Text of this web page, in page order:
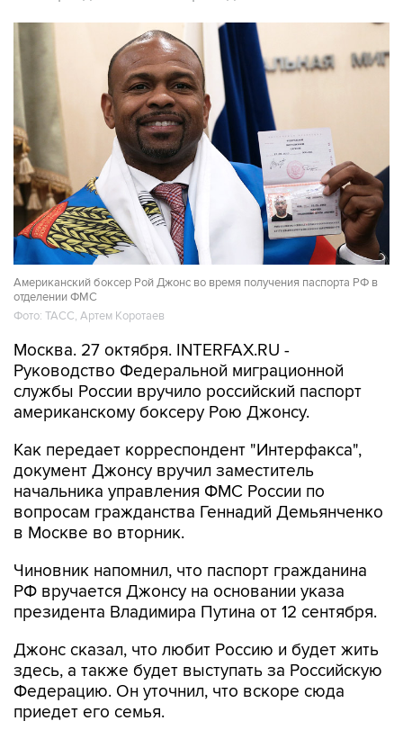
Американский боксер Рой Джонс во время получения паспорта РФ в
отделении ФМС
Фото: ТАСС, Артем Коротаев
Москва. 27 октября. INTERFAX.RU -
Руководство Федеральной миграционной
службы России вручило российский паспорт
американскому боксеру Рою Джонсу.
Как передает корреспондент "Интерфакса",
документ Джонсу вручил заместитель
начальника управления ФМС России по
вопросам гражданства Геннадий Демьянченко
в Москве во вторник.
Чиновник напомнил, что паспорт гражданина
РФ вручается Джонсу на основании указа
президента Владимира Путина от 12 сентября.
Джонс сказал, что любит Россию и будет жить
здесь, а также будет выступать за Российскую
Федерацию. Он уточнил, что вскоре сюда
приедет его семья.